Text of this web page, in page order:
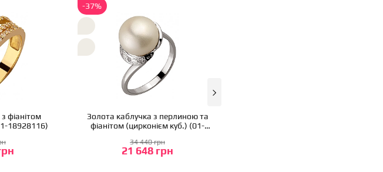
фіанітом
18928116)
-37%
Золота каблучка з перлиною та
фіанітом (цирконієм куб.) (01-
21 648 грн
34 440 грн